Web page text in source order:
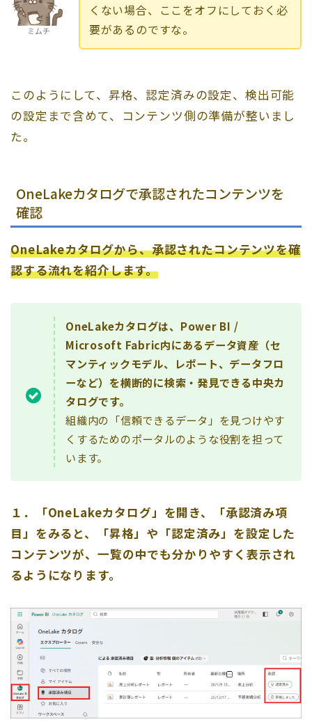
ミムチ
くない場合、ここをオフにしておく必
要があるのですな。
このようにして、昇格、認定済みの設定、検出可能
の設定まで含めて、コンテンツ側の準備が整いまし
た。
OneLakeカタログで承認されたコンテンツを
確認
OneLakeカタログから、承認されたコンテンツを確
認する流れを紹介します。
OneLakeカタログは、Power BI /
Microsoft Fabric内にあるデータ資産（セ
マンティックモデル、レポート、データフロ
ーなど）を横断的に検索・発見できる中央カ
タログです。
組織内の「信頼できるデータ」を見つけやす
くするためのポータルのような役割を担って
います。
１．「OneLakeカタログ」を開き、「承認済み項
目」をみると、「昇格」や「認定済み」を設定した
コンテンツが、一覧の中でも分かりやすく表示され
るようになります。